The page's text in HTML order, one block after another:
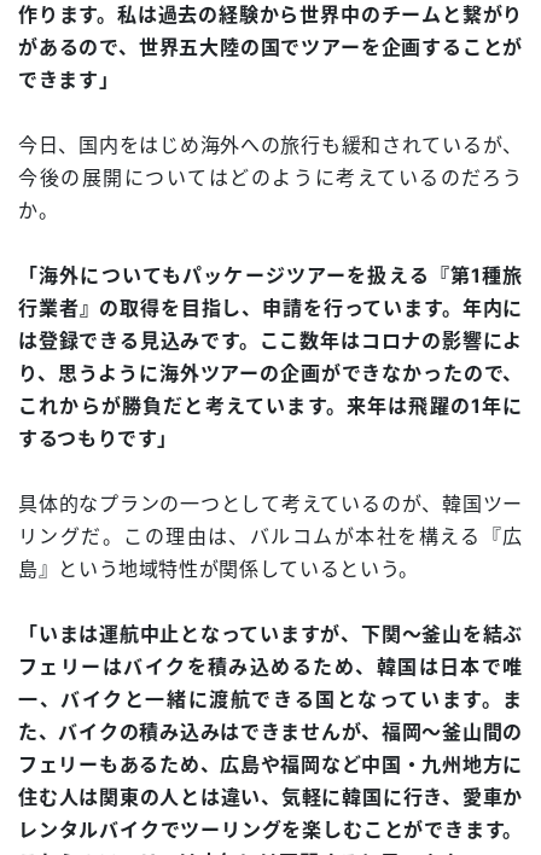
作ります。私は過去の経験から世界中のチームと繋がり
があるので、世界五大陸の国でツアーを企画することが
できます」
今日、国内をはじめ海外への旅行も緩和されているが、
今後の展開についてはどのように考えているのだろう
か。
「海外についてもパッケージツアーを扱える『第1種旅
行業者』の取得を目指し、申請を行っています。年内に
は登録できる見込みです。ここ数年はコロナの影響によ
り、思うように海外ツアーの企画ができなかったので、
これからが勝負だと考えています。来年は飛躍の1年に
するつもりです」
具体的なプランの一つとして考えているのが、韓国ツー
リングだ。この理由は、バルコムが本社を構える『広
島』という地域特性が関係しているという。
「いまは運航中止となっていますが、下関～釜山を結ぶ
フェリーはバイクを積み込めるため、韓国は日本で唯
一、バイクと一緒に渡航できる国となっています。ま
た、バイクの積み込みはできませんが、福岡～釜山間の
フェリーもあるため、広島や福岡など中国・九州地方に
住む人は関東の人とは違い、気軽に韓国に行き、愛車か
レンタルバイクでツーリングを楽しむことができます。